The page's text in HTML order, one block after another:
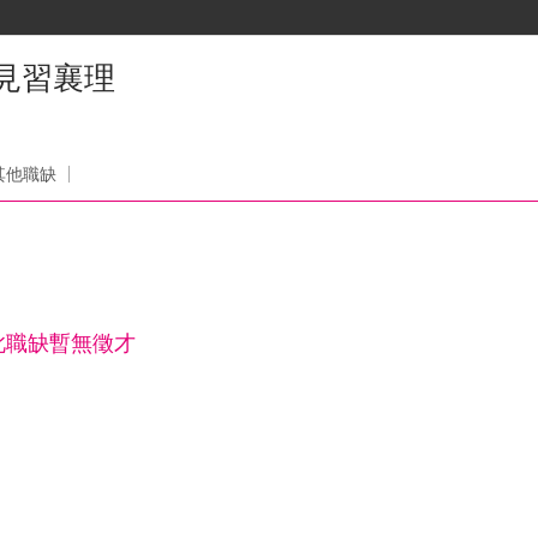
習襄理
他職缺
職缺暫無徵才